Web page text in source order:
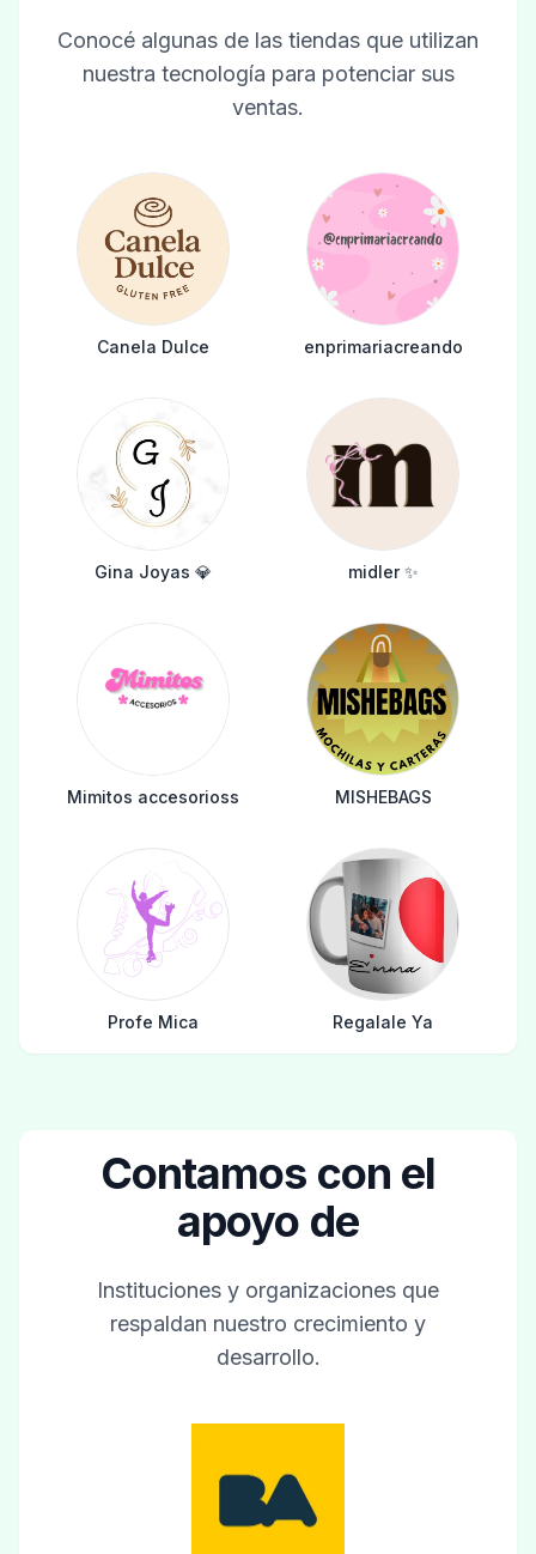
Conocé algunas de las tiendas que utilizan
nuestra tecnología para potenciar sus
ventas.
Canela Dulce enprimariacreando
Gina Joyas 💎 midler ✨️
Mimitos accesorioss MISHEBAGS
Profe Mica Regalale Ya
Contamos con el
apoyo de
Instituciones y organizaciones que
respaldan nuestro crecimiento y
desarrollo.